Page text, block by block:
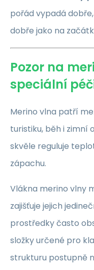
pořád vypadá
dobře jako na
Pozor na
speciální
Merino vlna patří
turistiku, běh i zimní
skvěle reguluje
zápachu.
Vlákna merino vlny
zajišťuje jejich
prostředky často
složky určené pro
strukturu postupně